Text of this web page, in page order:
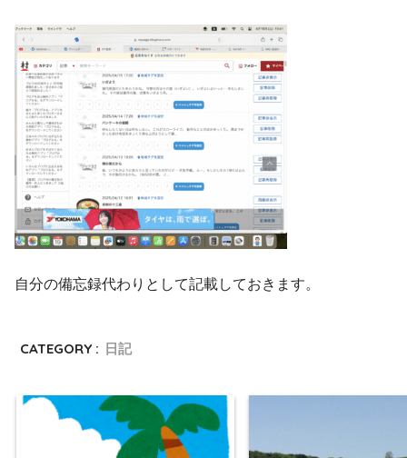
自分の備忘録代わりとして記載しておきます。
CATEGORY : 日記